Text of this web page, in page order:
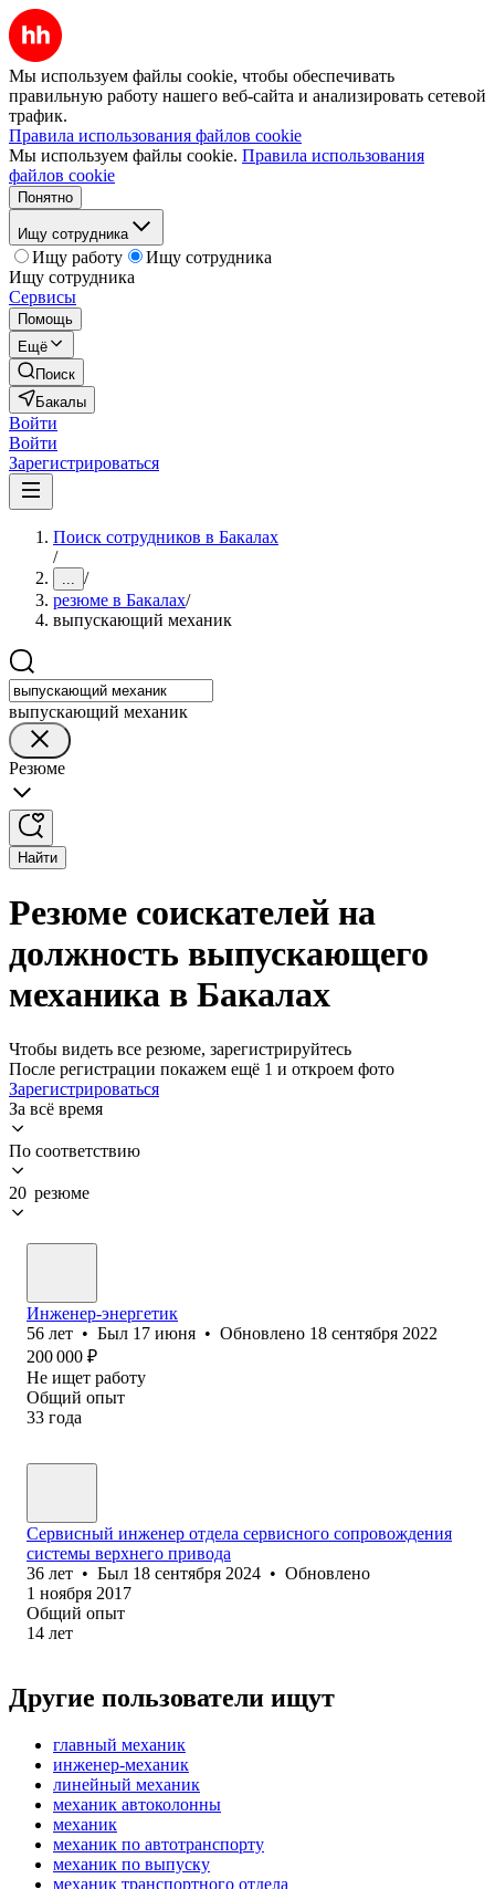
Мы используем файлы cookie, чтобы обеспечивать
правильную работу нашего веб-сайта и анализировать сетевой
трафик.
Правила использования файлов cookie
Мы используем файлы cookie. Правила использования
файлов cookie
Понятно
Ищу сотрудника
Ищу работу
Ищу сотрудника
Ищу сотрудника
Сервисы
Помощь
Ещё
Поиск
Бакалы
Войти
Войти
Зарегистрироваться
Поиск сотрудников в Бакалах
/
... /
резюме в Бакалах/
выпускающий механик
выпускающий механик
Резюме
Найти
Резюме соискателей на
должность выпускающего
механика в Бакалах
Чтобы видеть все резюме, зарегистрируйтесь
После регистрации покажем ещё 1 и откроем фото
Зарегистрироваться
За всё время
По соответствию
20 резюме
Инженер-энергетик
56 лет • Был 17 июня • Обновлено 18 сентября 2022
200 000 ₽
Не ищет работу
Общий опыт
33 года
Сервисный инженер отдела сервисного сопровождения
системы верхнего привода
36 лет • Был 18 сентября 2024 • Обновлено
1 ноября 2017
Общий опыт
14 лет
Другие пользователи ищут
главный механик
инженер-механик
линейный механик
механик автоколонны
механик
механик по автотранспорту
механик по выпуску
механик транспортного отдела